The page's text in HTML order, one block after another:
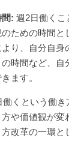
間:週2日働くこ
ための時間と
り、自分自身
時間など、自
ます。
働くという働き
や価値観が変
改革の一環と